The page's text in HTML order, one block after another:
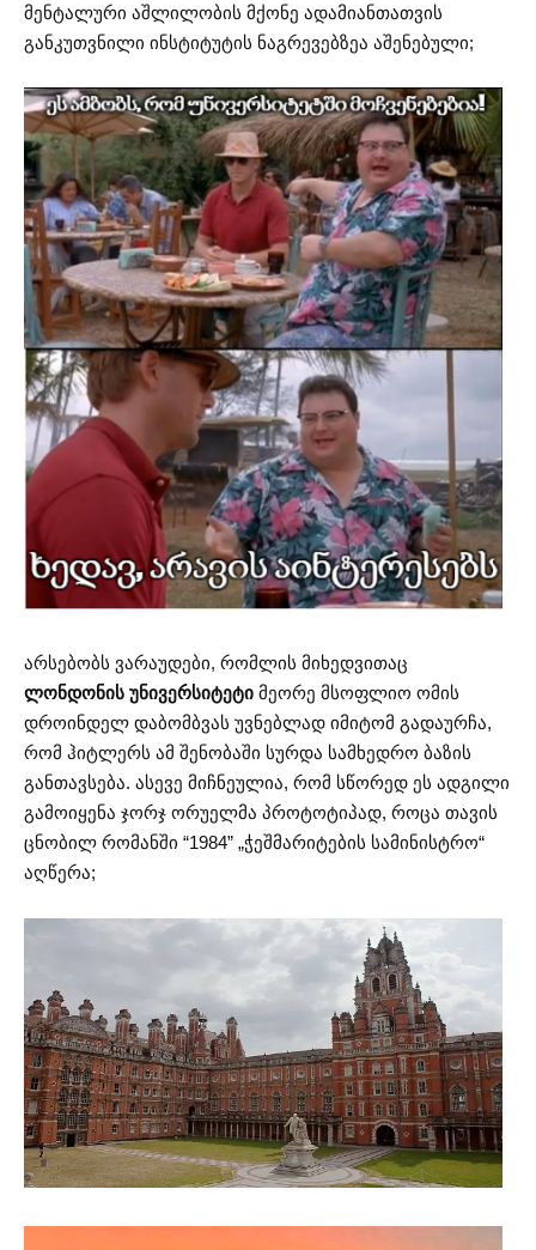
მენტალური აშლილობის მქონე ადამიანთათვის
განკუთვნილი ინსტიტუტის ნაგრევებზეა აშენებული;
არსებობს ვარაუდები, რომლის მიხედვითაც
ლონდონის უნივერსიტეტი მეორე მსოფლიო ომის
დროინდელ დაბომბვას უვნებლად იმიტომ გადაურჩა,
რომ ჰიტლერს ამ შენობაში სურდა სამხედრო ბაზის
განთავსება. ასევე მიჩნეულია, რომ სწორედ ეს ადგილი
გამოიყენა ჯორჯ ორუელმა პროტოტიპად, როცა თავის
ცნობილ რომანში “1984” „ჭეშმარიტების სამინისტრო“
აღწერა;